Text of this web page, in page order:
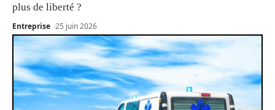
plus de liberté ?
Entreprise 25 juin 2026